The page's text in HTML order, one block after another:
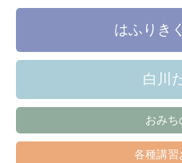
はふりき
白川
おみち
各種講習